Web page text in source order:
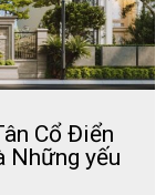
Cổ Điển
Những yếu